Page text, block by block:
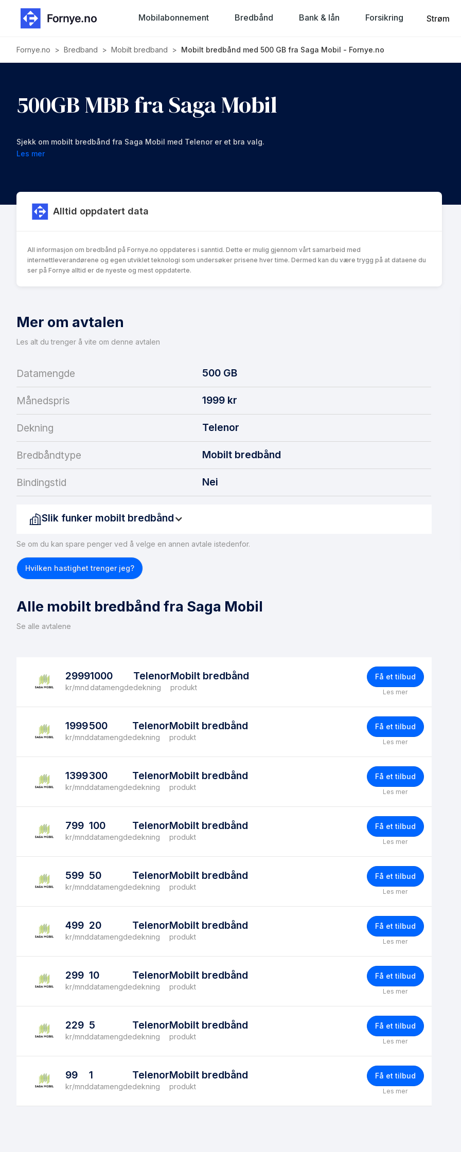
Mobilabonnement Bredbånd Bank & lån Forsikring Strøm
Fornye.no > Bredband > Mobilt bredband > Mobilt bredbånd med 500 GB fra Saga Mobil - Fornye.no
500GB MBB fra Saga Mobil
Sjekk om mobilt bredbånd fra Saga Mobil med Telenor er et bra valg.
Les mer
Alltid oppdatert data
All informasjon om bredbånd på Fornye.no oppdateres i sanntid. Dette er mulig gjennom vårt samarbeid med
internettleverandørene og egen utviklet teknologi som undersøker prisene hver time. Dermed kan du være trygg på at dataene du
ser på Fornye alltid er de nyeste og mest oppdaterte.
Mer om avtalen
Les alt du trenger å vite om denne avtalen
Datamengde 500 GB
Månedspris 1999 kr
Dekning Telenor
Bredbåndtype Mobilt bredbånd
Bindingstid Nei
Slik funker mobilt bredbånd
liten ruter eller enhet med SIM-kort tilgang, deretter får enheten tilgang på internett. Du er begrenset til
datamengden som er inkludert hver måned.
Se om du kan spare penger ved å velge en annen avtale istedenfor.
Hvilken hastighet trenger jeg?
Alle mobilt bredbånd fra Saga Mobil
Se alle avtalene
2999
kr/mnd
1000
datamengde
Telenor
dekning
Mobilt bredbånd
produkt
Få et tilbud
Les mer
1999
kr/mnd
500
datamengde
Telenor
dekning
Mobilt bredbånd
produkt
Få et tilbud
Les mer
1399
kr/mnd
300
datamengde
Telenor
dekning
Mobilt bredbånd
produkt
Få et tilbud
Les mer
799
kr/mnd
100
datamengde
Telenor
dekning
Mobilt bredbånd
produkt
Få et tilbud
Les mer
599
kr/mnd
50
datamengde
Telenor
dekning
Mobilt bredbånd
produkt
Få et tilbud
Les mer
499
kr/mnd
20
datamengde
Telenor
dekning
Mobilt bredbånd
produkt
Få et tilbud
Les mer
299
kr/mnd
10
datamengde
Telenor
dekning
Mobilt bredbånd
produkt
Få et tilbud
Les mer
229
kr/mnd
5
datamengde
Telenor
dekning
Mobilt bredbånd
produkt
Få et tilbud
Les mer
99
kr/mnd
1
datamengde
Telenor
dekning
Mobilt bredbånd
produkt
Få et tilbud
Les mer